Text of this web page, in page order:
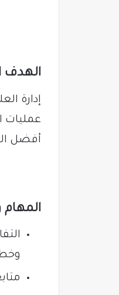
الهدف
إدارة
عمليات
أفضل